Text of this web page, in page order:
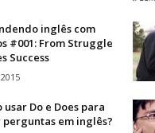
inglês com
#001: From Struggle
Success
usar Do e Does para
em inglês?